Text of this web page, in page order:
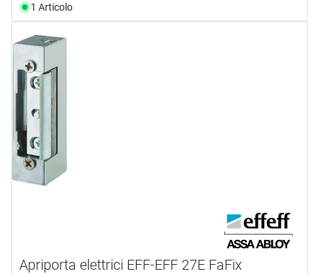
1 Articolo
Apriporta elettrici EFF-EFF 27E FaFix